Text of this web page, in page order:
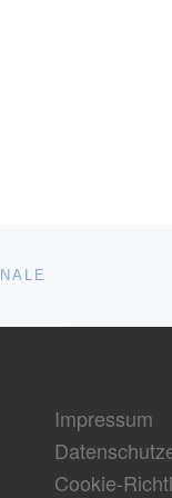
Impressum
Cookie-